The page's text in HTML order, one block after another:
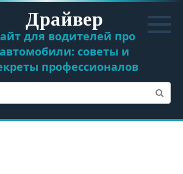
Драйвер
для водителей про
автомобили: советы и
профессионалов